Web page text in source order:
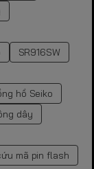
SR916SW
hồ Seiko
dây
mã pin flash